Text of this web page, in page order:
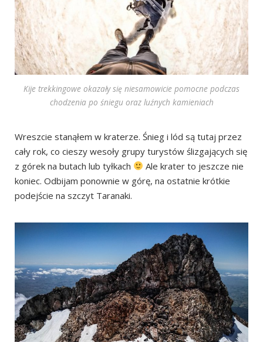
Kije trekkingowe okazały się niesamowicie pomocne podczas
chodzenia po śniegu oraz luźnych kamieniach
Wreszcie stanąłem w kraterze. Śnieg i lód są tutaj przez
cały rok, co cieszy wesoły grupy turystów ślizgających się
z górek na butach lub tyłkach
Ale krater to jeszcze nie
koniec. Odbijam ponownie w górę, na ostatnie krótkie
podejście na szczyt Taranaki.